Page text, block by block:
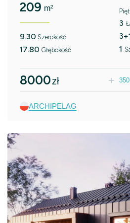
209 m²
9.30 Szerokość
17.80 Głębokość
3
1
8000zł 350
ARCHIPELAG